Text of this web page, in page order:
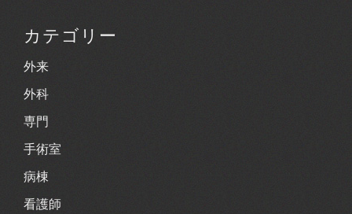
カテゴリー
外来
外科
専門
手術室
病棟
看護師